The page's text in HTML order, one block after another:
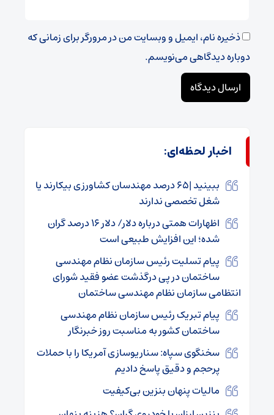
ذخیره نام، ایمیل و وبسایت من در مرورگر برای زمانی که
دوباره دیدگاهی می‌نویسم.
اخبار لحظه‌ای:
ببینید |۶۵ درصد مهندسان کشاورزی بیکارند یا
شغل تخصصی ندارند
اظهارات همتی درباره دلار/ دلار ۱۶ درصد گران
شده؛ این افزایش طبیعی است
پیام تسلیت رئیس سازمان نظام مهندسی
ساختمان در پی درگذشت عضو فقید شورای
انتظامی سازمان نظام مهندسی ساختمان
پیام تبریک رئیس سازمان نظام مهندسی
ساختمان کشور به مناسبت روز خبرنگار
سخنگوی سپاه: سناریوسازی آمریکا را با حملات
پرحجم‌‌ و دقیق‌ پاسخ دادیم
مالیات پنهان بنزین بی‌کیفیت